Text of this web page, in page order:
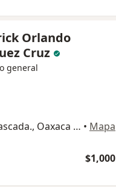
Orlando
Cruz
general
Rio de Janeiro 114, La Cascada., Oaxaca de Juárez • Mapa
$1,000